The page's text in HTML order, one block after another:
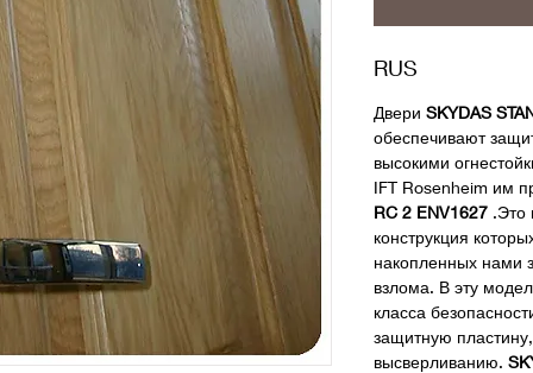
RUS
Двери SKYDAS
обеспечивают
высокими
IFT Rosenheim им
RC 2 ENV1627 .Это
конструкция
накопленных нами
взлома. В эту
класса
защитную
высверливанию.